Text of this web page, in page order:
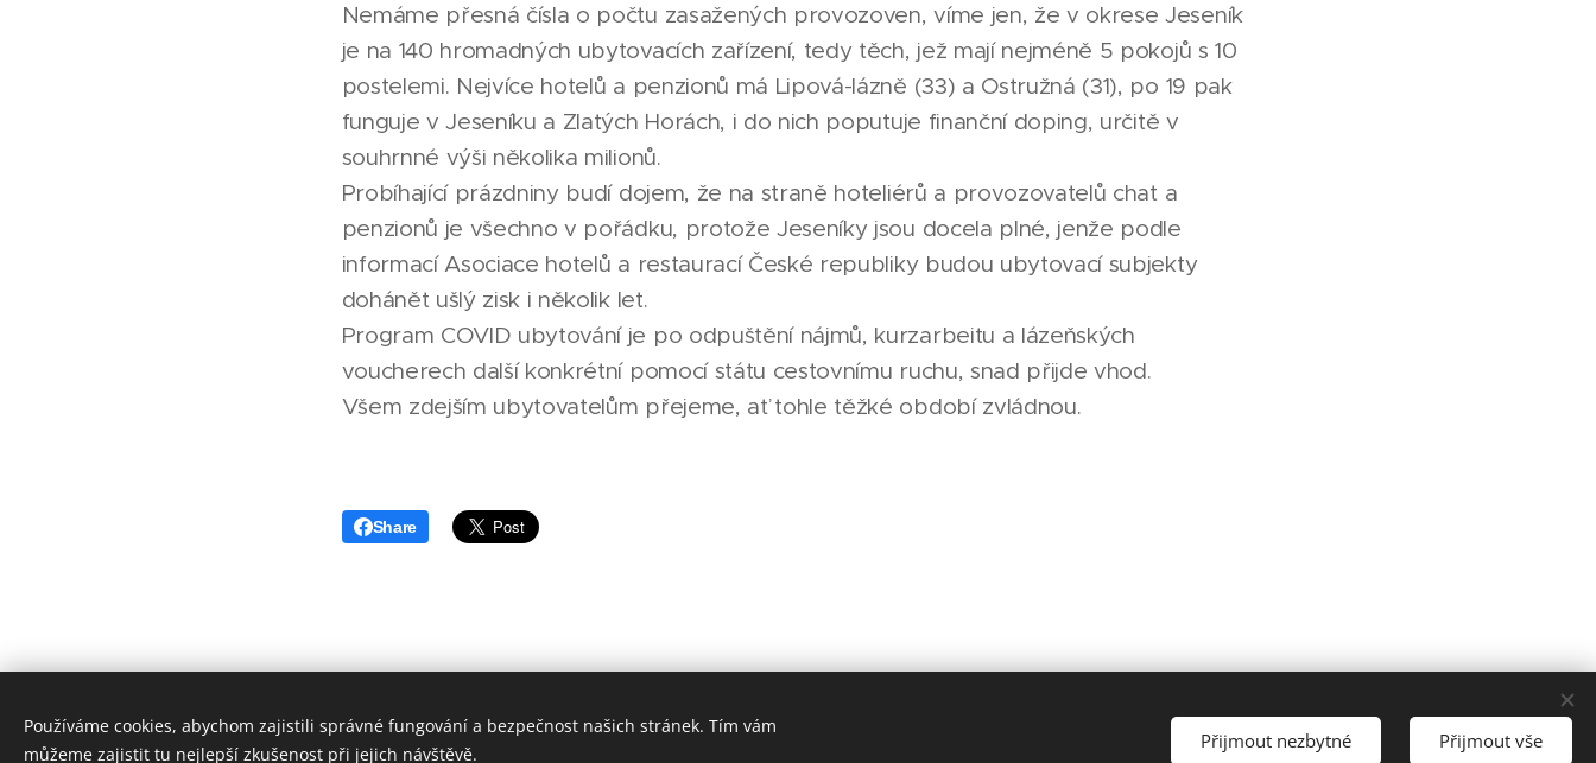
Nemáme přesná čísla o počtu zasažených provozoven, víme jen, že v okrese Jeseník
je na 140 hromadných ubytovacích zařízení, tedy těch, jež mají nejméně 5 pokojů s 10
postelemi. Nejvíce hotelů a penzionů má Lipová-lázně (33) a Ostružná (31), po 19 pak
funguje v Jeseníku a Zlatých Horách, i do nich poputuje finanční doping, určitě v
souhrnné výši několika milionů.
Probíhající prázdniny budí dojem, že na straně hoteliérů a provozovatelů chat a
penzionů je všechno v pořádku, protože Jeseníky jsou docela plné, jenže podle
informací Asociace hotelů a restaurací České republiky budou ubytovací subjekty
dohánět ušlý zisk i několik let.
Program COVID ubytování je po odpuštění nájmů, kurzarbeitu a lázeňských
voucherech další konkrétní pomocí státu cestovnímu ruchu, snad přijde vhod.
Všem zdejším ubytovatelům přejeme, ať tohle těžké období zvládnou.
Share
Made in Jesenicko © 2026 positivJE. Všechna práva vyhrazena.
Používáme cookies, abychom zajistili správné fungování a bezpečnost našich stránek. Tím vám
můžeme zajistit tu nejlepší zkušenost při jejich návštěvě.
Přijmout nezbytné Přijmout vše